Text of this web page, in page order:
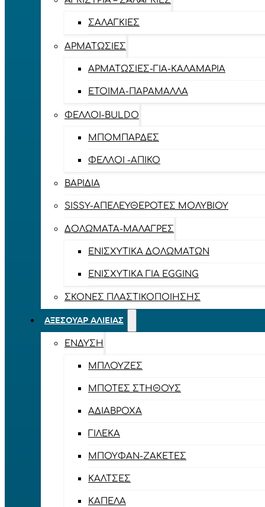
ΣΑΛΑΓΚΙΈΣ
ΑΡΜΑΤΩΣΙΈΣ
ΑΡΜΑΤΩΣΙΈΣ-ΓΙΑ-ΚΑΛΑΜΆΡΙΑ
ΈΤΟΙΜΑ-ΠΑΡΆΜΑΛΛΑ
ΦΕΛΛΟΊ-BULDO
ΜΠΟΜΠΆΡΔΕΣ
ΦΕΛΛΟΊ -ΑΠΊΚΟ
ΒΑΡΊΔΙΑ
SISSY-ΑΠΕΛΕΥΘΕΡΟΤΈΣ ΜΟΛΥΒΙΟΎ
ΔΟΛΏΜΑΤΑ-ΜΑΛΆΓΡΕΣ
ΕΝΙΣΧΥΤΙΚΆ ΔΟΛΩΜΆΤΩΝ
ΕΝΙΣΧΥΤΙΚΆ ΓΙΑ EGGING
ΣΚΌΝΕΣ ΠΛΑΣΤΙΚΟΠΟΊΗΣΗΣ
ΑΞΕΣΟΥΆΡ ΑΛΙΕΊΑΣ
ΈΝΔΥΣΗ
ΜΠΛΟΎΖΕΣ
ΜΠΌΤΕΣ ΣΤΉΘΟΥΣ
ΑΔΙΆΒΡΟΧΑ
ΓΙΛΈΚΑ
ΜΠΟΥΦΆΝ-ΖΑΚΈΤΕΣ
ΚΆΛΤΣΕΣ
ΚΑΠΈΛΑ